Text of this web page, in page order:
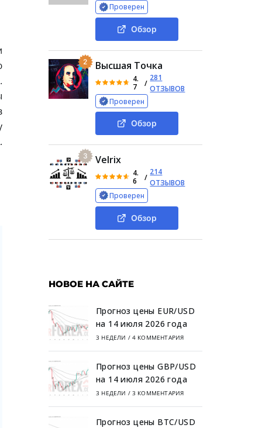
Проверен
Обзор
2 Высшая Точка
4.
7
/
281
ОТЗЫВОВ
Проверен
Обзор
3 Velrix
4.
6
/
214
ОТЗЫВОВ
Проверен
Обзор
НОВОЕ НА САЙТЕ
Прогноз цены EUR/USD
на 14 июля 2026 года
3 НЕДЕЛИ / 4 КОММЕНТАРИЯ
Прогноз цены GBP/USD
на 14 июля 2026 года
3 НЕДЕЛИ / 3 КОММЕНТАРИЯ
Прогноз цены BTC/USD